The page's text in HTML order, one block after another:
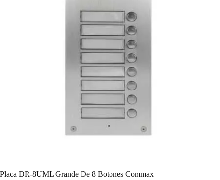
Placa DR-8UML Grande De 8 Botones Commax